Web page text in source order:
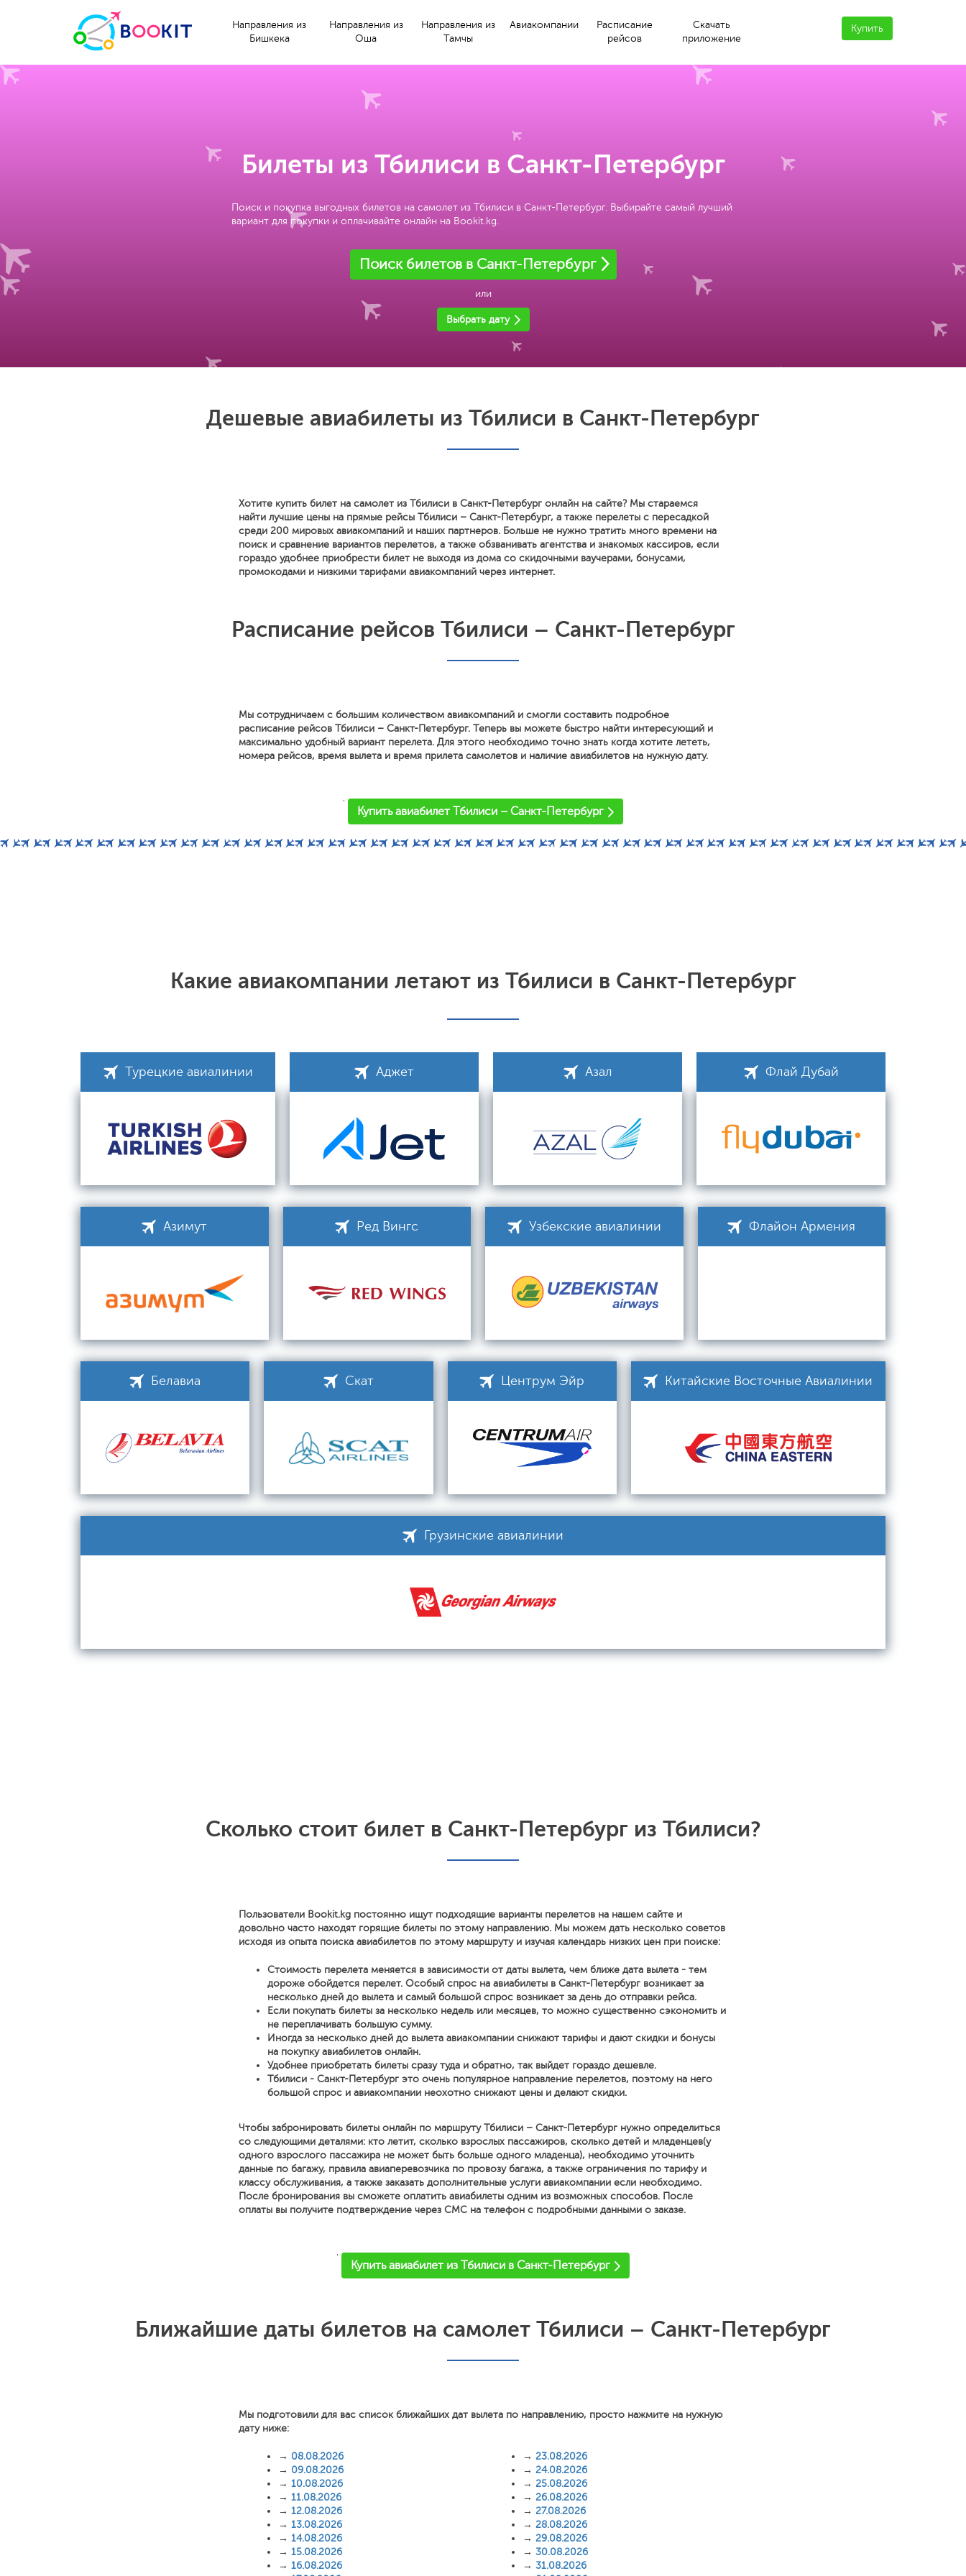
Направления из
Бишкека
Направления из
Оша
Направления из
Тамчы
Авиакомпании
Расписание
рейсов
Скачать
приложение
Купить
Билеты из Тбилиси в Санкт-Петербург
Поиск и покупка выгодных билетов на самолет из Тбилиси в Санкт-Петербург. Выбирайте самый лучший
вариант для покупки и оплачивайте онлайн на Bookit.kg.
Поиск билетов в Санкт-Петербург
или
Выбрать дату
Дешевые авиабилеты из Тбилиси в Санкт-Петербург
Хотите купить билет на самолет из Тбилиси в Санкт-Петербург онлайн на сайте? Мы стараемся
найти лучшие цены на прямые рейсы Тбилиси – Санкт-Петербург, а также перелеты с пересадкой
среди 200 мировых авиакомпаний и наших партнеров. Больше не нужно тратить много времени на
поиск и сравнение вариантов перелетов, а также обзванивать агентства и знакомых кассиров, если
гораздо удобнее приобрести билет не выходя из дома со скидочными ваучерами, бонусами,
промокодами и низкими тарифами авиакомпаний через интернет.
Расписание рейсов Тбилиси – Санкт-Петербург
Мы сотрудничаем с большим количеством авиакомпаний и смогли составить подробное
расписание рейсов Тбилиси – Санкт-Петербург. Теперь вы можете быстро найти интересующий и
максимально удобный вариант перелета. Для этого необходимо точно знать когда хотите лететь,
номера рейсов, время вылета и время прилета самолетов и наличие авиабилетов на нужную дату.
'
Купить авиабилет Тбилиси – Санкт-Петербург
Какие авиакомпании летают из Тбилиси в Санкт-Петербург
Турецкие авиалинии Аджет Азал Флай Дубай
Азимут Ред Вингс Узбекские авиалинии Флайон Армения
Белавиа Скат Центрум Эйр Китайские Восточные Авиалинии
Грузинские авиалинии
Сколько стоит билет в Санкт-Петербург из Тбилиси?
Пользователи Bookit.kg постоянно ищут подходящие варианты перелетов на нашем сайте и
довольно часто находят горящие билеты по этому направлению. Мы можем дать несколько советов
исходя из опыта поиска авиабилетов по этому маршруту и изучая календарь низких цен при поиске:
Стоимость перелета меняется в зависимости от даты вылета, чем ближе дата вылета - тем
дороже обойдется перелет. Особый спрос на авиабилеты в Санкт-Петербург возникает за
несколько дней до вылета и самый большой спрос возникает за день до отправки рейса.
Если покупать билеты за несколько недель или месяцев, то можно существенно сэкономить и
не переплачивать большую сумму.
Иногда за несколько дней до вылета авиакомпании снижают тарифы и дают скидки и бонусы
на покупку авиабилетов онлайн.
Удобнее приобретать билеты сразу туда и обратно, так выйдет гораздо дешевле.
Тбилиси - Санкт-Петербург это очень популярное направление перелетов, поэтому на него
большой спрос и авиакомпании неохотно снижают цены и делают скидки.
Чтобы забронировать билеты онлайн по маршруту Тбилиси – Санкт-Петербург нужно определиться
со следующими деталями: кто летит, сколько взрослых пассажиров, сколько детей и младенцев(у
одного взрослого пассажира не может быть больше одного младенца), необходимо уточнить
данные по багажу, правила авиаперевозчика по провозу багажа, а также ограничения по тарифу и
классу обслуживания, а также заказать дополнительные услуги авиакомпании если необходимо.
После бронирования вы сможете оплатить авиабилеты одним из возможных способов. После
оплаты вы получите подтверждение через СМС на телефон с подробными данными о заказе.
'
Купить авиабилет из Тбилиси в Санкт-Петербург
Ближайшие даты билетов на самолет Тбилиси – Санкт-Петербург
Мы подготовили для вас список ближайших дат вылета по направлению, просто нажмите на нужную
дату ниже:
→ 08.08.2026
→ 09.08.2026
→ 10.08.2026
→ 11.08.2026
→ 12.08.2026
→ 13.08.2026
→ 14.08.2026
→ 15.08.2026
→ 16.08.2026
→ 23.08.2026
→ 24.08.2026
→ 25.08.2026
→ 26.08.2026
→ 27.08.2026
→ 28.08.2026
→ 29.08.2026
→ 30.08.2026
→ 31.08.2026